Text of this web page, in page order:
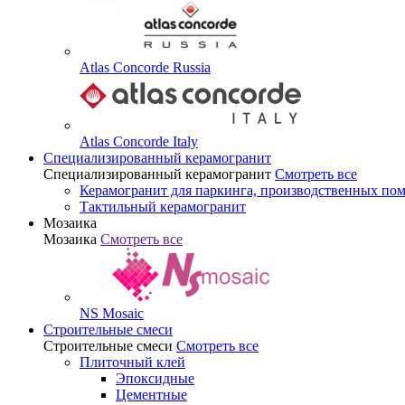
Atlas Concorde Russia
Atlas Concorde Italy
Специализированный керамогранит
Специализированный керамогранит Смотреть все
Керамогранит для паркинга, производственных
Тактильный керамогранит
Мозаика
Мозаика Смотреть все
NS Mosaic
Строительные смеси
Строительные смеси Смотреть все
Плиточный клей
Эпоксидные
Цементные